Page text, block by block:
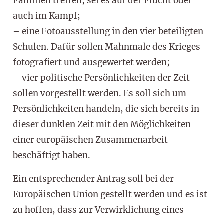
auch im Kampf;
– eine Fotoausstellung in den vier beteiligten
Schulen. Dafür sollen Mahnmale des Krieges
fotografiert und ausgewertet werden;
– vier politische Persönlichkeiten der Zeit
sollen vorgestellt werden. Es soll sich um
Persönlichkeiten handeln, die sich bereits in
dieser dunklen Zeit mit den Möglichkeiten
einer europäischen Zusammenarbeit
beschäftigt haben.
Ein entsprechender Antrag soll bei der
Europäischen Union gestellt werden und es ist
zu hoffen, dass zur Verwirklichung eines